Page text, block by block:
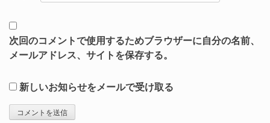
次回のコメントで使用するためブラウザーに自分の名前、
メールアドレス、サイトを保存する。
新しいお知らせをメールで受け取る